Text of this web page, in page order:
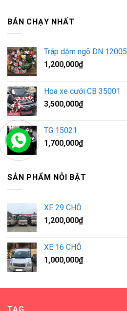
BÁN CHẠY NHẤT
Tráp dặm ngõ DN 12005
1,200,000₫
Hoa xe cưới CB 35001
3,500,000₫
TG 15021
1,700,000₫
SẢN PHẨM NỖI BẬT
XE 29 CHỖ
1,200,000₫
XE 16 CHỖ
1,000,000₫
TAG